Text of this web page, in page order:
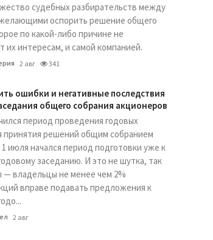
судебных разбирательств между
оспорить решение общего
по какой-либо причине не
их интересам, и самой компанией.
2 авг 341
ошибки и негативные последствия
общего собрания акционеров
период проведения годовых
принятия решений общим собранием
июля начался период подготовки уже к
заседанию. И это не шутка, так
— владельцы не менее чем 2%
вправе подавать предложения к
2 авг